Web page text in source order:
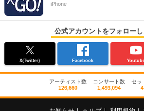
iPhone
公式アカウントをフォローし
X(Twitter) Facebook
アーティスト数
126,660
コンサート数
1,493,094
セッ